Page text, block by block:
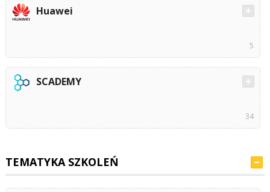
Huawei
5
SCADEMY
34
TEMATYKA SZKOLEŃ